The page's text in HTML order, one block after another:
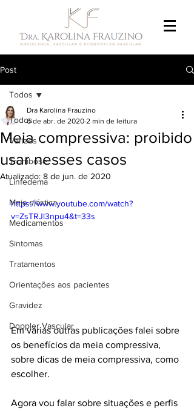
Post
Todos
Varizes
Trombose
Linfedema
Meia elástica
Medicamentos
Sintomas
Tratamentos
Orientações aos pacientes
Gravidez
Doppler Vascular
Todos
Meia compressiva: proibido
usar nesses casos
Dra Karolina Frauzino
6 de abr. de 2020 2 min de leitura
Atualizado: 8 de jun. de 2020
https://www.youtube.com/watch?
v=ZsTRJl3npu4&t=33s
Em várias outras publicações falei sobre
os benefícios da meia compressiva,
sobre dicas de meia compressiva, como
escolher.
Agora vou falar sobre situações e perfis